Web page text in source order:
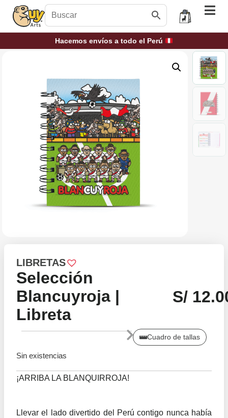
Hacemos envíos a todo el Perú
LIBRETAS
Selección
Blancuyroja |
Libreta
S/
Cuadro de tallas
Sin existencias
¡ARRIBA LA BLANQUIRROJA!
Llevar el lado divertido del Perú contigo nunca había